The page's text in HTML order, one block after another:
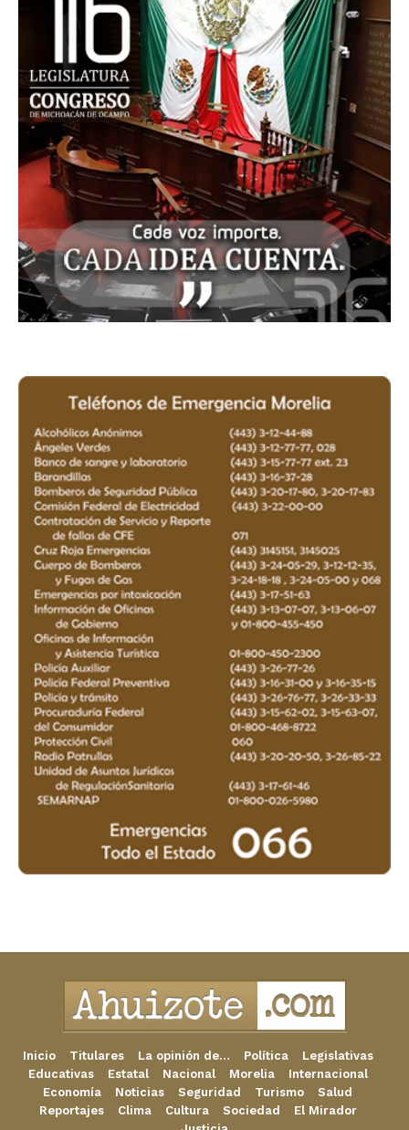
Inicio Titulares La opinión de… Política
Legislativas
Educativas
Estatal Nacional Morelia
Internacional
Economía
Noticias Seguridad Turismo
Salud
Reportajes
Clima Cultura Sociedad
El Mirador